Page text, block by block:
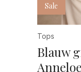
Sale
Tops
Blauw